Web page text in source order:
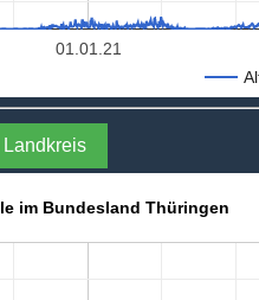
01.01.21
im Bundesland Thüringen